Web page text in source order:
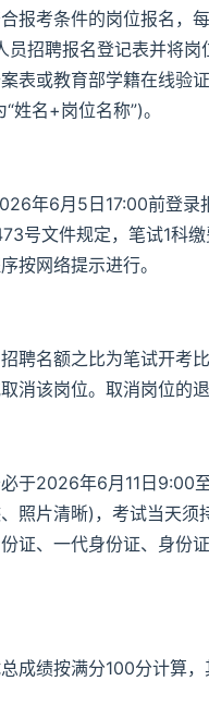
报考条件的岗位报名，
招聘报名登记表并将
表或教育部学籍在线验
姓名+岗位名称”)。
年6月5日17:00前登
号文件规定，笔试1科
按网络提示进行。
聘名额之比为笔试开考
消该岗位。取消岗位的
于2026年6月11日9:00
照片清晰)，考试当天
证、一代身份证、身份
成绩按满分100分计算